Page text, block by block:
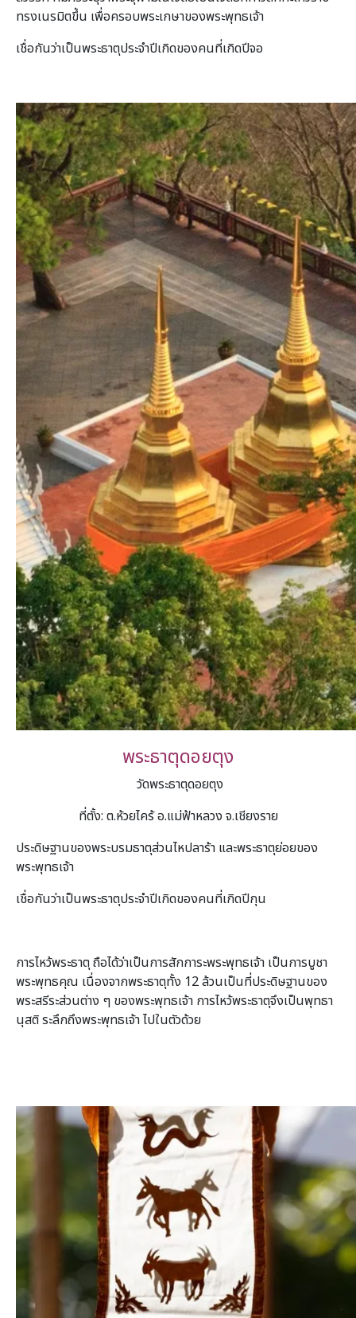
ทรงเนรมิตขึ้น เพื่อครอบพระเกษาของพระพุทธเจ้า
เชื่อกันว่าเป็นพระธาตุประจำปีเกิดของคนที่เกิดปีจอ
พระธาตุดอยตุง
วัดพระธาตุดอยตุง
ที่ตั้ง: ต.ห้วยไคร้ อ.แม่ฟ้าหลวง จ.เชียงราย
ประดิษฐานของพระบรมธาตุส่วนไหปลาร้า และพระธาตุย่อยของ
พระพุทธเจ้า
เชื่อกันว่าเป็นพระธาตุประจำปีเกิดของคนที่เกิดปีกุน
การไหว้พระธาตุ ถือได้ว่าเป็นการสักการะพระพุทธเจ้า เป็นการบูชา
พระพุทธคุณ เนื่องจากพระธาตุทั้ง 12 ล้วนเป็นที่ประดิษฐานของ
พระสรีระส่วนต่าง ๆ ของพระพุทธเจ้า การไหว้พระธาตุจึงเป็นพุทธา
นุสติ ระลึกถึงพระพุทธเจ้า ไปในตัวด้วย